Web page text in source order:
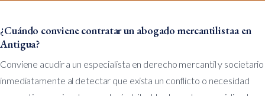
¿Cuándo conviene contratar un abogado mercantilistaa en
Antigua?
Conviene acudir a un especialista en derecho mercantil y societario
inmediatamente al detectar que exista un conflicto o necesidad